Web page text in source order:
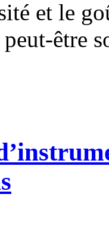
et le
être